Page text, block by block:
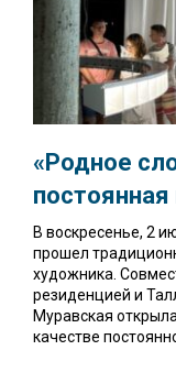
«Родное
В воскресенье, 2
прошел
художника.
резиденцией и
Муравская
качестве